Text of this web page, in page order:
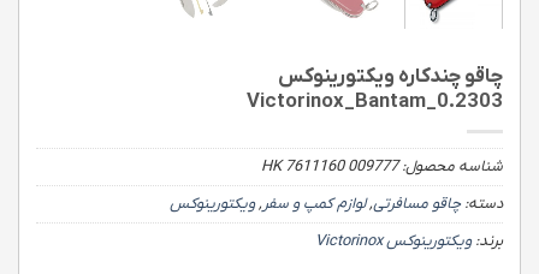
چاقو چندکاره ویکتورینوکس
Victorinox_Bantam_0.2303
شناسه محصول:HK 7611160 009777
دسته: چاقو مسافرتی,لوازم کمپ و سفر,ویکتورینوکس
برند:ویکتورینوکس Victorinox